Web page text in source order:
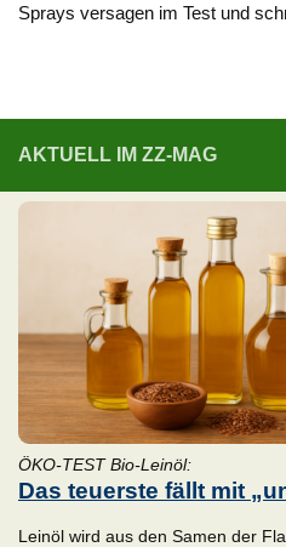
Sprays versagen im Test und
AKTUELL IM ZZ-MAG
ÖKO-TEST Bio-Leinöl:
Das teuerste fällt mit
Leinöl wird aus den Samen der